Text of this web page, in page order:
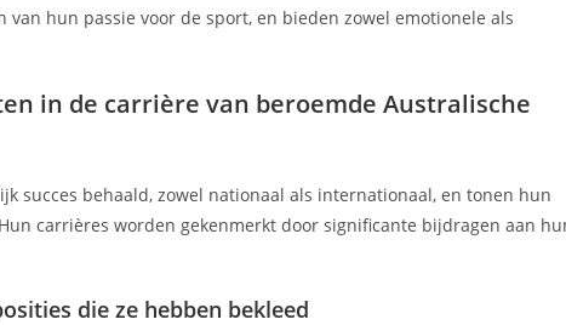
hun passie voor de sport, en bieden zowel emotionele als
in de carrière van beroemde Australische
succes behaald, zowel nationaal als internationaal, en tonen hun
carrières worden gekenmerkt door significante bijdragen aan
die ze hebben bekleed